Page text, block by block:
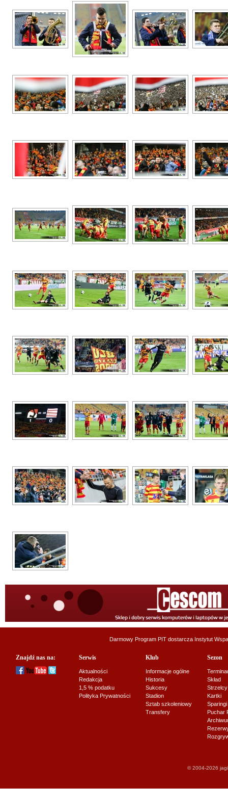
Darmowy Program PIT dostarcza Instytut
Znajdź nas na: Serwis
Aktualności
Redakcja
1,5 % podatku
Polityka Prywatności
Klub
Informacje ogólne
Historia
Sukcesy
Stadion
Sztab szkoleniowy
Transfery
Sezon
Skład
Strzelcy
Kartki
Sparingi
Puchar
© 2004-2026